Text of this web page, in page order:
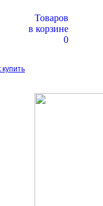
Товаров
в корзине
0
купить